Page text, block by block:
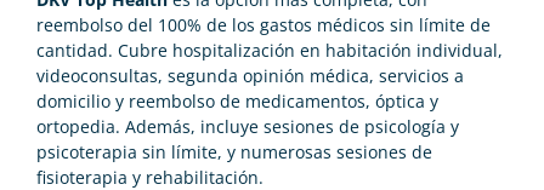
reembolso del 100% de los gastos médicos sin límite de
cantidad. Cubre hospitalización en habitación individual,
videoconsultas, segunda opinión médica, servicios a
domicilio y reembolso de medicamentos, óptica y
ortopedia. Además, incluye sesiones de psicología y
psicoterapia sin límite, y numerosas sesiones de
fisioterapia y rehabilitación.